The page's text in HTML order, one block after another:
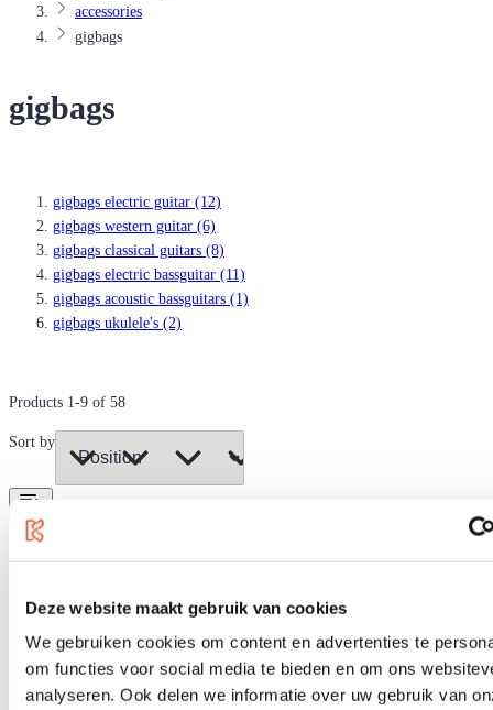
Deze website maakt gebruik van cookies
We gebruiken cookies om content en advertenties te
om functies voor social media te bieden en om ons
analyseren. Ook delen we informatie over uw gebruik van
accessories
gigbags
gigbags
gigbags electric guitar (12)
gigbags western guitar (6)
gigbags classical guitars (8)
gigbags electric bassguitar (11)
gigbags acoustic bassguitars (1)
gigbags ukulele's (2)
Products 1-9 of 58
Sort by